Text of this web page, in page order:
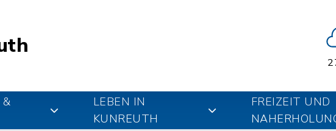
&
LEBEN IN
KUNREUTH
FREIZEIT UND